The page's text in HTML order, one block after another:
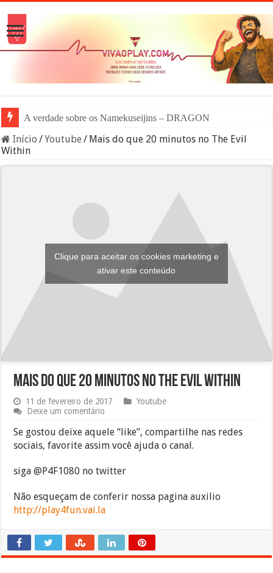
A verdade sobre os Namekuseijins – DRAGON BALL #News
Início /Youtube / Mais do que 20 minutos no The Evil
Within
Clique para aceitar os cookies marketing e
ativar este conteúdo
Mais do que 20 minutos no The Evil Within
11 de fevereiro de 2017
Youtube
Deixe um comentário
Se gostou deixe aquele “like”, compartilhe nas redes
sociais, favorite assim você ajuda o canal.
siga @P4F1080 no twitter
Não esqueçam de conferir nossa pagina auxilio
http://play4fun.vai.la